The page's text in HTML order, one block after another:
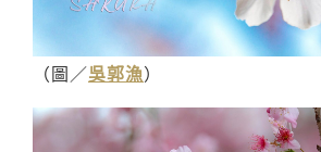
（圖／吳郭漁）